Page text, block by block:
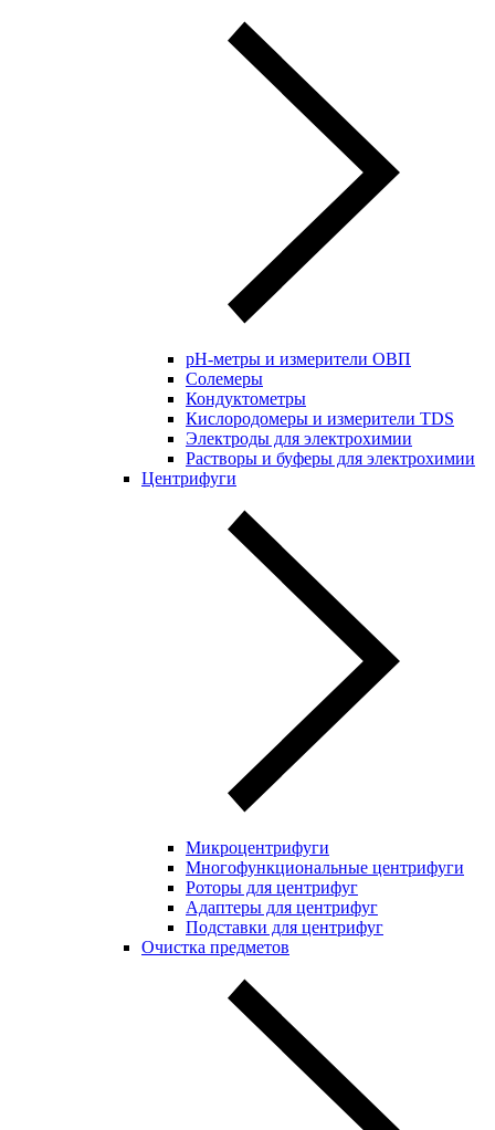
pH-метры и измерители ОВП
Солемеры
Кондуктометры
Кислородомеры и измерители TDS
Электроды для электрохимии
Растворы и буферы для электрохимии
Центрифуги
Микроцентрифуги
Многофункциональные центрифуги
Роторы для центрифуг
Адаптеры для центрифуг
Подставки для центрифуг
Очистка предметов